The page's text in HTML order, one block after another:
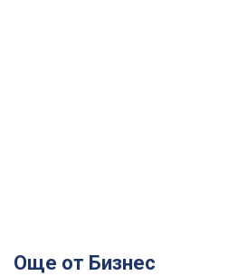
Още от Бизнес